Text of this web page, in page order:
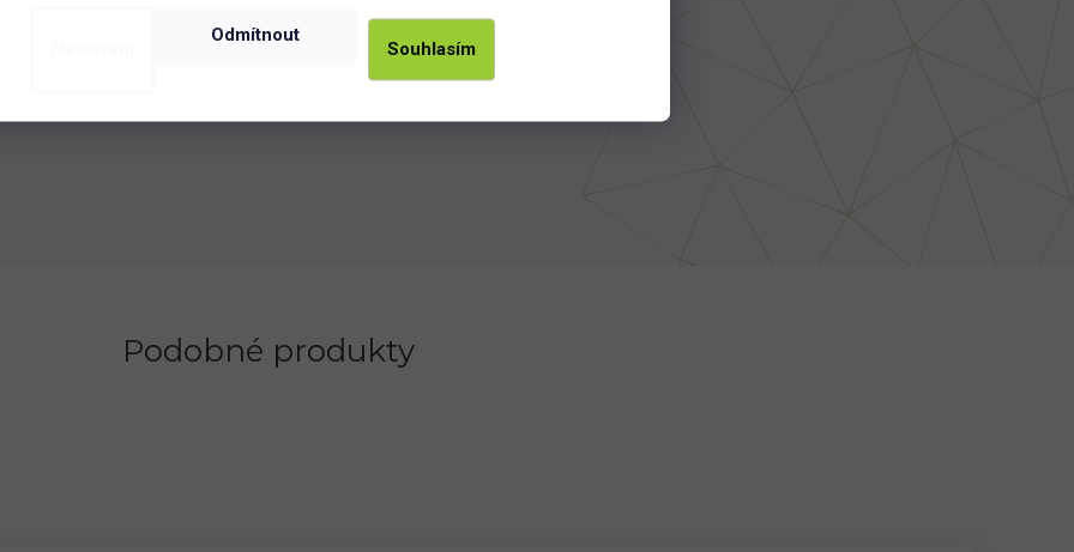
Odmítnout
Souhlasím
Podobné produkty